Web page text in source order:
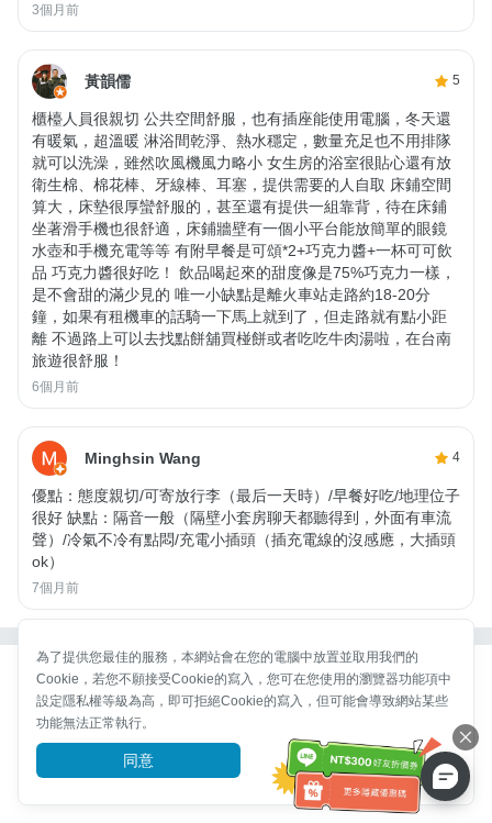
3個月前
黃韻儒 5
櫃檯人員很親切 公共空間舒服，也有插座能使用電腦，冬天還
有暖氣，超溫暖 淋浴間乾淨、熱水穩定，數量充足也不用排隊
就可以洗澡，雖然吹風機風力略小 女生房的浴室很貼心還有放
衛生棉、棉花棒、牙線棒、耳塞，提供需要的人自取 床鋪空間
算大，床墊很厚蠻舒服的，甚至還有提供一組靠背，待在床鋪
坐著滑手機也很舒適，床鋪牆壁有一個小平台能放簡單的眼鏡
水壺和手機充電等等 有附早餐是可頌*2+巧克力醬+一杯可可飲
品 巧克力醬很好吃！ 飲品喝起來的甜度像是75%巧克力一樣，
是不會甜的滿少見的 唯一小缺點是離火車站走路約18-20分
鐘，如果有租機車的話騎一下馬上就到了，但走路就有點小距
離 不過路上可以去找點餅舖買椪餅或者吃吃牛肉湯啦，在台南
旅遊很舒服！
6個月前
Minghsin Wang 4
優點：態度親切/可寄放行李（最后一天時）/早餐好吃/地理位子
很好 缺點：隔音一般（隔壁小套房聊天都聽得到，外面有車流
聲）/冷氣不冷有點悶/充電小插頭（插充電線的沒感應，大插頭
ok）
7個月前
為了提供您最佳的服務，本網站會在您的電腦中放置並取用我們的
Cookie，若您不願接受Cookie的寫入，您可在您使用的瀏覽器功能項中
設定隱私權等級為高，即可拒絕Cookie的寫入，但可能會導致網站某些
功能無法正常執行。
同意 前往了解